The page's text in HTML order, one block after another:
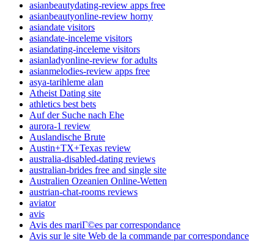
asianbeautydating-review apps free
asianbeautyonline-review horny
asiandate visitors
asiandate-inceleme visitors
asiandating-inceleme visitors
asianladyonline-review for adults
asianmelodies-review apps free
asya-tarihleme alan
Atheist Dating site
athletics best bets
Auf der Suche nach Ehe
aurora-1 review
Auslandische Brute
Austin+TX+Texas review
australia-disabled-dating reviews
australian-brides free and single site
Australien Ozeanien Online-Wetten
austrian-chat-rooms reviews
aviator
avis
Avis des mariГ©es par correspondance
Avis sur le site Web de la commande par correspondance